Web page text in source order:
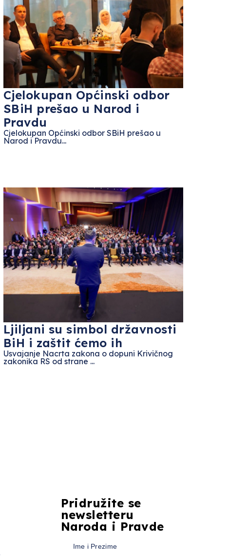
Cjelokupan Općinski odbor
SBiH prešao u Narod i
Pravdu
Cjelokupan Općinski odbor SBiH prešao u
Narod i Pravdu...
Ljiljani su simbol državnosti
BiH i zaštit ćemo ih
Usvajanje Nacrta zakona o dopuni Krivičnog
zakonika RS od strane ...
Pridružite se
newsletteru
Naroda i Pravde